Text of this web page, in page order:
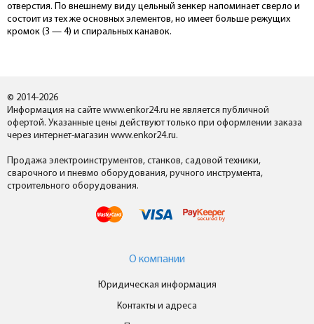
отверстия. По внешнему виду цельный зенкер напоминает сверло и
состоит из тех же основных элементов, но имеет больше режущих
кромок (3 — 4) и спиральных канавок.
© 2014-2026
Информация на сайте www.enkor24.ru не является публичной
офертой. Указанные цены действуют только при оформлении заказа
через интернет-магазин www.enkor24.ru.
Продажа электроинструментов, станков, садовой техники,
сварочного и пневмо оборудования, ручного инструмента,
строительного оборудования.
О компании
Юридическая информация
Контакты и адреса